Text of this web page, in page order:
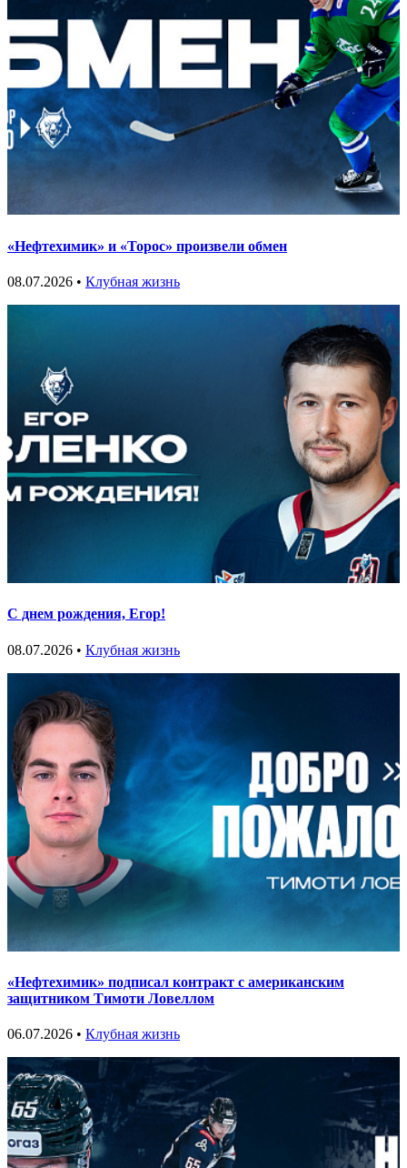
«Нефтехимик» и «Торос» произвели обмен
08.07.2026 • Клубная жизнь
С днем рождения, Егор!
08.07.2026 • Клубная жизнь
«Нефтехимик» подписал контракт с американским
защитником Тимоти Ловеллом
06.07.2026 • Клубная жизнь